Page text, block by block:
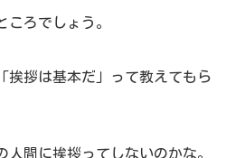
ころでしょう。
挨拶は基本だ」って教えてもら
間に挨拶ってしないのかな。